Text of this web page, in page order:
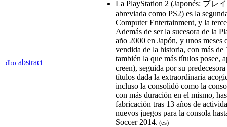
dbo:abstract
La PlayStation 2 (Japonés: プレ
abreviada como PS2) es la
Computer Entertainment, y la
Además de ser la sucesora de la
año 2000 en Japón, y unos meses
vendida de la historia, con más de
también la que más títulos posee,
creen), seguida por su
títulos dada la extraordinaria
incluso la consolidó como la
con más duración en el mismo,
fabricación tras 13 años de
nuevos juegos para la consola
Soccer 2014. (es)